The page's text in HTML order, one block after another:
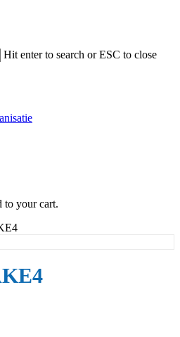
Hit enter to search or ESC to close
to your cart.